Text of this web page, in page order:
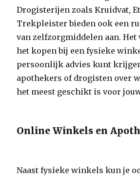
Drogisterijen zoals Kruidvat,
Trekpleister bieden ook een
van zelfzorgmiddelen aan. Het
het kopen bij een fysieke
persoonlijk advies kunt
apothekers of drogisten over
het meest geschikt is voor
Online Winkels en
Naast fysieke winkels kun je